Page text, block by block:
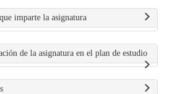
imparte la asignatura
de la asignatura en el plan de estudio